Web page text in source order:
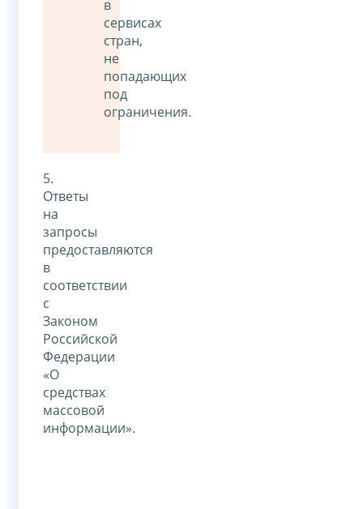
в
сервисах
стран,
не
попадающих
под
ограничения.
5.
Ответы
на
запросы
предоставляются
в
соответствии
с
Законом
Российской
Федерации
«О
средствах
массовой
информации».